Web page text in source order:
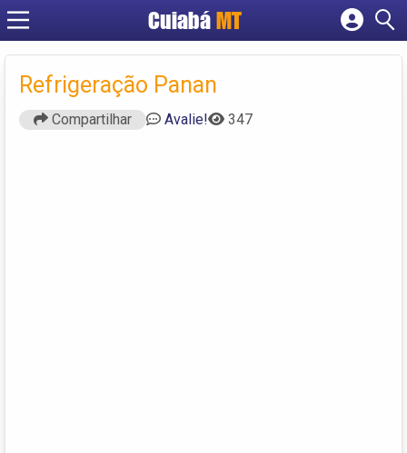
Cuiabá MT
Cadastrar empresa
Criar conta
Refrigeração Panan
Compartilhar Avalie! 347